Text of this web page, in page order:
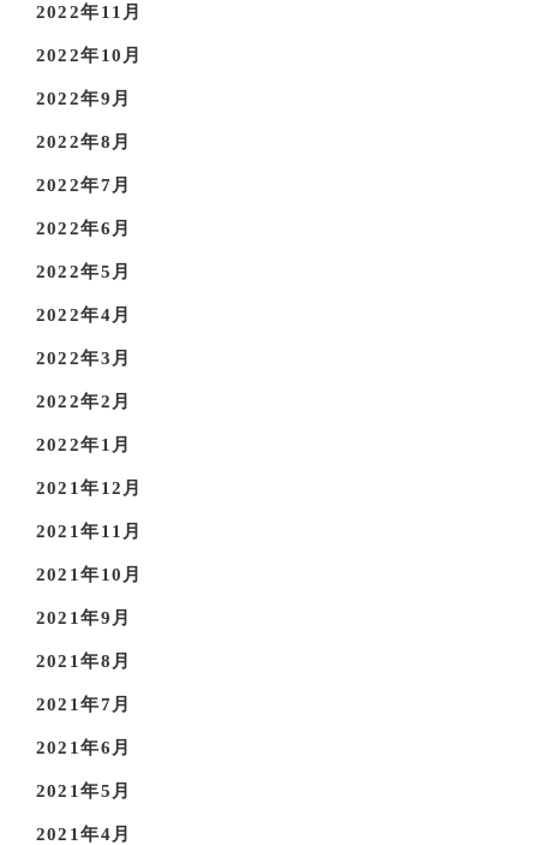
2022年11月
2022年10月
2022年9月
2022年8月
2022年7月
2022年6月
2022年5月
2022年4月
2022年3月
2022年2月
2022年1月
2021年12月
2021年11月
2021年10月
2021年9月
2021年8月
2021年7月
2021年6月
2021年5月
2021年4月